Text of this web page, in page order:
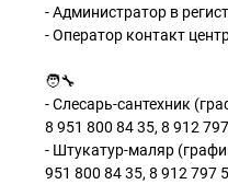
- Администратор в
- Оператор контакт
🧑‍🔧
- Слесарь-сантехник
8 951 800 84 35, 8 912
- Штукатур-маляр
951 800 84 35, 8 912 797